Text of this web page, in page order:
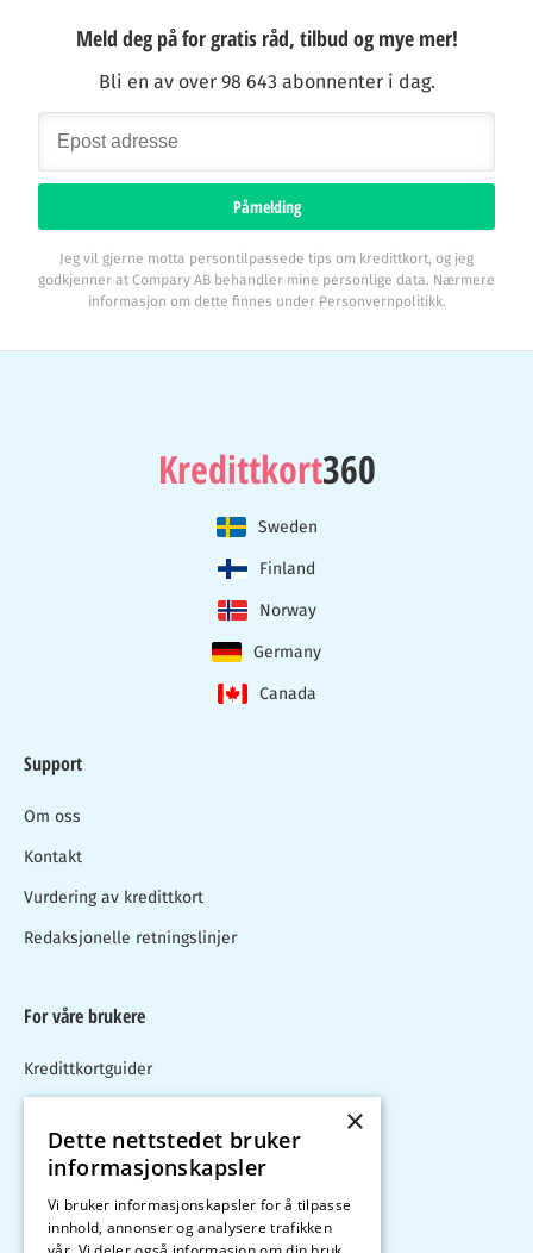
Meld deg på for gratis råd, tilbud og mye mer!
Bli en av over 98 643 abonnenter i dag.
Påmelding
Jeg vil gjerne motta persontilpassede tips om kredittkort, og jeg
godkjenner at Compary AB behandler mine personlige data. Nærmere
informasjon om dette finnes under Personvernpolitikk.
Kredittkort360
Sweden
Finland
Norway
Germany
Canada
Support
Om oss
Kontakt
Vurdering av kredittkort
Redaksjonelle retningslinjer
For våre brukere
Kredittkortguider
Kredittkort test
×
Dette nettstedet bruker
informasjonskapsler
Vi bruker informasjonskapsler for å tilpasse
innhold, annonser og analysere trafikken